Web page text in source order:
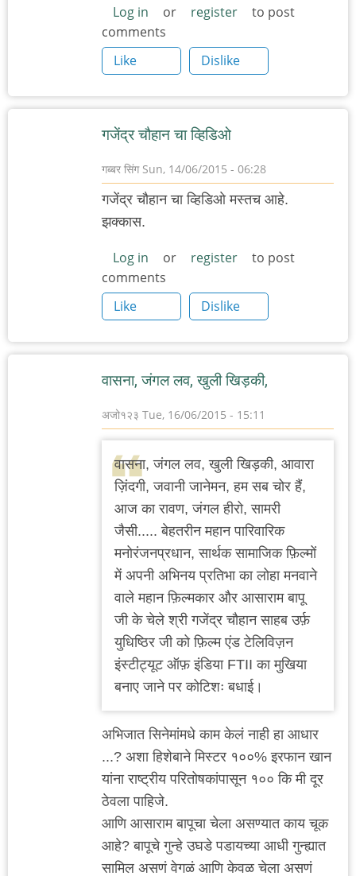
Log in or register
to post
comments
Like
Dislike
गजेंद्र चौहान चा व्हिडिओ
गब्बर सिंगSun, 14/06/2015 - 06:28
गजेंद्र चौहान चा व्हिडिओ मस्तच आहे.
झक्कास.
Log in or register
to post
comments
Like
Dislike
वासना, जंगल लव, खुली खिड़की,
अजो१२३ Tue, 16/06/2015 - 15:11
वासना, जंगल लव, खुली खिड़की, आवारा
ज़िंदगी, जवानी जानेमन, हम सब चोर हैं,
आज का रावण, जंगल हीरो, सामरी
जैसी..... बेहतरीन महान पारिवारिक
मनोरंजनप्रधान, सार्थक सामाजिक फ़िल्मों
में अपनी अभिनय प्रतिभा का लोहा मनवाने
वाले महान फ़िल्मकार और आसाराम बापू
जी के चेले श्री गजेंद्र चौहान साहब उर्फ़
युधिष्ठिर जी को फ़िल्म एंड टेलिविज़न
इंस्टीट्यूट ऑफ़ इंडिया FTII का मुखिया
बनाए जाने पर कोटिशः बधाई।
अभिजात सिनेमांमधे काम केलं नाही हा आधार
...? अशा हिशेबाने मिस्टर १००% इरफान खान
यांना राष्ट्रीय परितोषकांपासून १०० कि मी दूर
ठेवला पाहिजे.
आणि आसाराम बापूचा चेला असण्यात काय चूक
आहे? बापूचे गुन्हे उघडे पडायच्या आधी गुन्ह्यात
सामिल असणं वेगळं आणि केवळ चेला असणं